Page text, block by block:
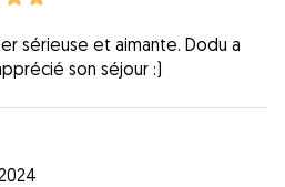
sérieuse et aimante. Dodu a
son séjour :)